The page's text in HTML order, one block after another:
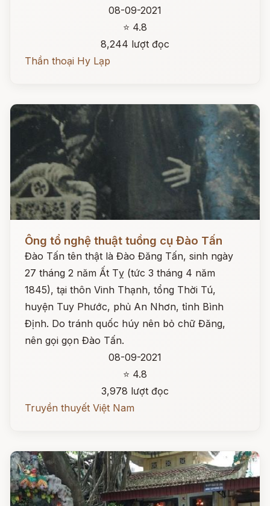
08-09-2021
⭐ 4.8
8,244 lượt đọc
Thần thoại Hy Lạp
Đọc ngay
Ông tổ nghệ thuật tuồng cụ Đào Tấn
Đào Tấn tên thật là Đào Đăng Tấn, sinh ngày
27 tháng 2 năm Ất Tỵ (tức 3 tháng 4 năm
1845), tại thôn Vinh Thạnh, tổng Thời Tú,
huyện Tuy Phước, phủ An Nhơn, tỉnh Bình
Định. Do tránh quốc húy nên bỏ chữ Đăng,
nên gọi gọn Đào Tấn.
08-09-2021
⭐ 4.8
3,978 lượt đọc
Truyền thuyết Việt Nam